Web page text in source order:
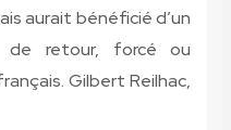
aurait bénéficié d’un
de retour, forcé ou
Gilbert Reilhac,